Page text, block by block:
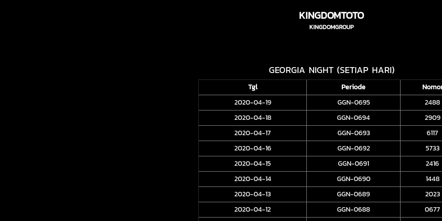
KINGDOMTOTO
KINGDOMGROUP
GEORGIA NIGHT (SETIAP HARI)
Tgl Periode
2020-04-19
GGN-0695
2488
2020-04-18
GGN-0694
2909
2020-04-17
GGN-0693
6117
2020-04-16
GGN-0692
5733
2020-04-15
GGN-0691
2416
2020-04-14
GGN-0690
1448
2020-04-13
GGN-0689
2023
2020-04-12
GGN-0688
0677